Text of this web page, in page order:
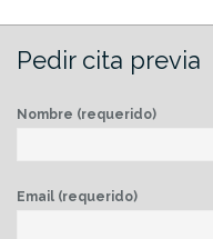
Pedir cita previa
Nombre (requerido)
Email (requerido)